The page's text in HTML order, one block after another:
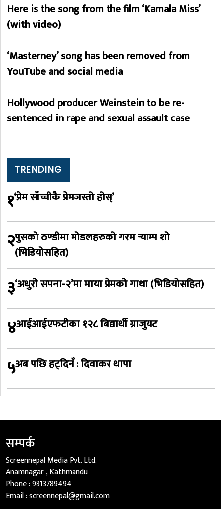
Here is the song from the film ‘Kamala Miss’
(with video)
‘Masterney’ song has been removed from
YouTube and social media
Hollywood producer Weinstein to be re-
sentenced in rape and sexual assault case
TRENDING
१‘प्रेम साँच्चीकै प्रेमजस्तो होस्’
२पुसको ठण्डीमा मोडलहरुको गरम र्‍याम्प शो
(भिडियोसहित)
३‘अधुरो सपना-२’मा माया प्रेमको गाथा (भिडियोसहित)
४आईआईएफटीका १२८ बिद्यार्थी ग्राजुयट
५अब पछि हट्दिनँ : दिवाकर थापा
सम्पर्क
Screennepal Media Pvt. Ltd.
Anamnagar , Kathmandu
Phone :9813789494
Email :screennepal@gmail.com